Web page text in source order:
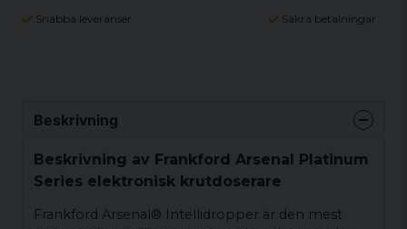
Snabba leveranser Säkra betalningar
Beskrivning
Beskrivning av Frankford Arsenal Platinum
Series elektronisk krutdoserare
Frankford Arsenal® Intellidropper är den mest